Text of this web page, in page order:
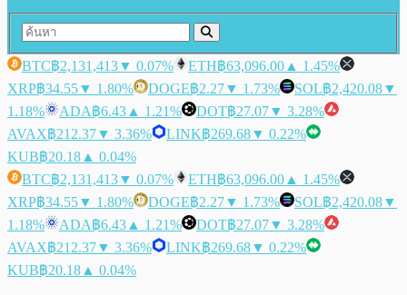
BTC฿2,131,413▼ 0.07% ETH฿63,096.00 ▲ 1.45%
XRP฿34.55▼ 1.80% DOGE฿2.27▼ 1.73% SOL฿2,420.08▼
1.18%
ADA฿6.43 ▲ 1.21% DOT฿27.07▼ 3.28%
AVAX฿212.37▼ 3.36% LINK฿269.68▼ 0.22%
KUB฿20.18 ▲ 0.04%
BTC฿2,131,413▼ 0.07% ETH฿63,096.00 ▲ 1.45%
XRP฿34.55▼ 1.80% DOGE฿2.27▼ 1.73% SOL฿2,420.08▼
1.18%
ADA฿6.43 ▲ 1.21% DOT฿27.07▼ 3.28%
AVAX฿212.37▼ 3.36% LINK฿269.68▼ 0.22%
KUB฿20.18 ▲ 0.04%